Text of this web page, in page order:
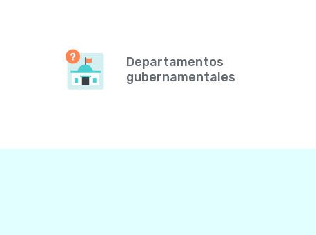
Departamentos
gubernamentales